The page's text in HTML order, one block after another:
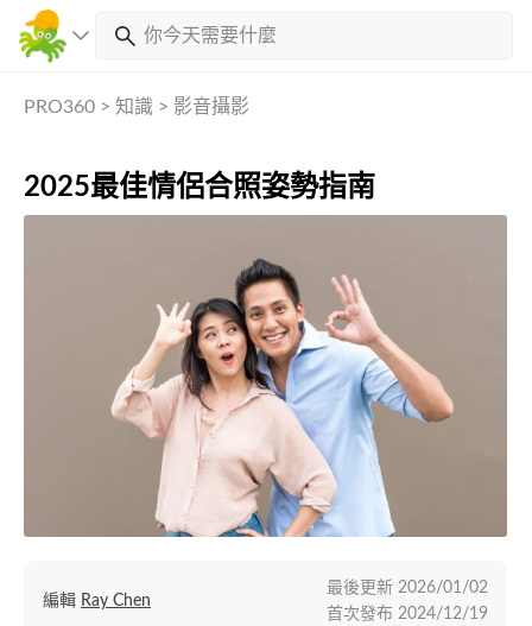
PRO360 > 知識 > 影音攝影
2025最佳情侶合照姿勢指南
編輯 Ray Chen
最後更新 2026/01/02
首次發布 2024/12/19